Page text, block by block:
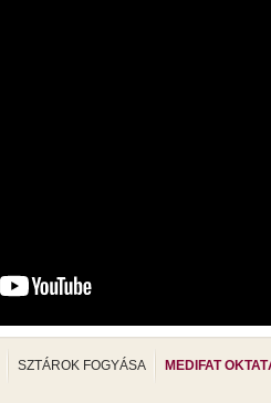
SZTÁROK FOGYÁSA MEDIFAT